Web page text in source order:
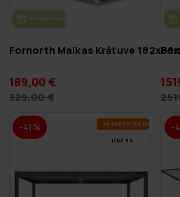
BEZ­MAK­SAS PIE­GĀ­DE
Fornorth Malkas Krātuve
189,00 €
329,00 €
-41% VA­SA­RAS IZ­SKA­ŅA
LĪDZ 9.8.
-